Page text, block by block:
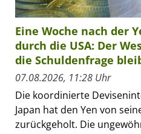
Eine Woche nach der
durch die USA: Der
die Schuldenfrage
07.08.2026, 11:28 Uhr
Die koordinierte
Japan hat den Yen von
zurückgeholt. Die